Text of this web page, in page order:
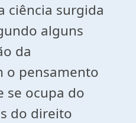
ciência surgida
alguns
da
o pensamento
se ocupa do
do direito